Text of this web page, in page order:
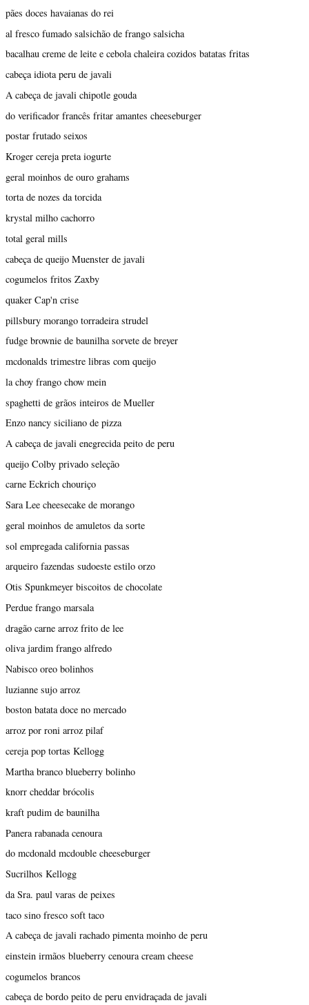
pães doces havaianas do rei
al fresco fumado salsichão de frango salsicha
bacalhau creme de leite e cebola chaleira cozidos batatas fritas
cabeça idiota peru de javali
A cabeça de javali chipotle gouda
do verificador francês fritar amantes cheeseburger
postar frutado seixos
Kroger cereja preta iogurte
geral moinhos de ouro grahams
torta de nozes da torcida
krystal milho cachorro
total geral mills
cabeça de queijo Muenster de javali
cogumelos fritos Zaxby
quaker Cap'n crise
pillsbury morango torradeira strudel
fudge brownie de baunilha sorvete de breyer
mcdonalds trimestre libras com queijo
la choy frango chow mein
spaghetti de grãos inteiros de Mueller
Enzo nancy siciliano de pizza
A cabeça de javali enegrecida peito de peru
queijo Colby privado seleção
carne Eckrich chouriço
Sara Lee cheesecake de morango
geral moinhos de amuletos da sorte
sol empregada california passas
arqueiro fazendas sudoeste estilo orzo
Otis Spunkmeyer biscoitos de chocolate
Perdue frango marsala
dragão carne arroz frito de lee
oliva jardim frango alfredo
Nabisco oreo bolinhos
luzianne sujo arroz
boston batata doce no mercado
arroz por roni arroz pilaf
cereja pop tortas Kellogg
Martha branco blueberry bolinho
knorr cheddar brócolis
kraft pudim de baunilha
Panera rabanada cenoura
do mcdonald mcdouble cheeseburger
Sucrilhos Kellogg
da Sra. paul varas de peixes
taco sino fresco soft taco
A cabeça de javali rachado pimenta moinho de peru
einstein irmãos blueberry cenoura cream cheese
cogumelos brancos
cabeça de bordo peito de peru envidraçada de javali